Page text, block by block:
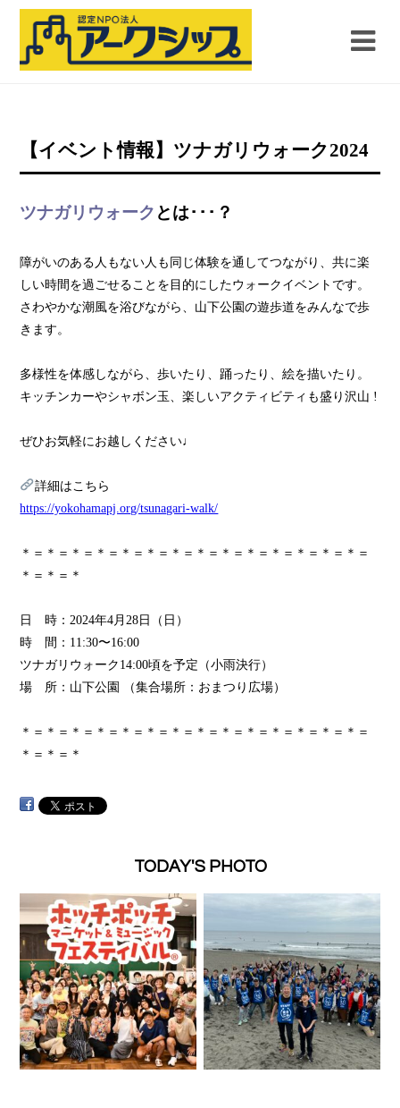
【イベント情報】ツナガリウォーク2024
ツナガリウォーク とは･･･？
障がいのある人もない人も同じ体験を通してつながり、共に楽
しい時間を過ごせることを目的にしたウォークイベントです。
さわやかな潮風を浴びながら、山下公園の遊歩道をみんなで歩
きます。
多様性を体感しながら、歩いたり、踊ったり、絵を描いたり。
キッチンカーやシャボン玉、楽しいアクティビティも盛り沢山 !
ぜひお気軽にお越しください♩
詳細はこちら
https://yokohamapj.org/tsunagari-walk/
＊＝＊＝＊＝＊＝＊＝＊＝＊＝＊＝＊＝＊＝＊＝＊＝＊＝＊＝
＊＝＊＝＊
日 時：2024年4月28日（日）
時 間：11:30〜16:00
ツナガリウォーク14:00頃を予定（小雨決行）
場 所：山下公園 （集合場所：おまつり広場）
＊＝＊＝＊＝＊＝＊＝＊＝＊＝＊＝＊＝＊＝＊＝＊＝＊＝＊＝
＊＝＊＝＊
TODAY'S PHOTO